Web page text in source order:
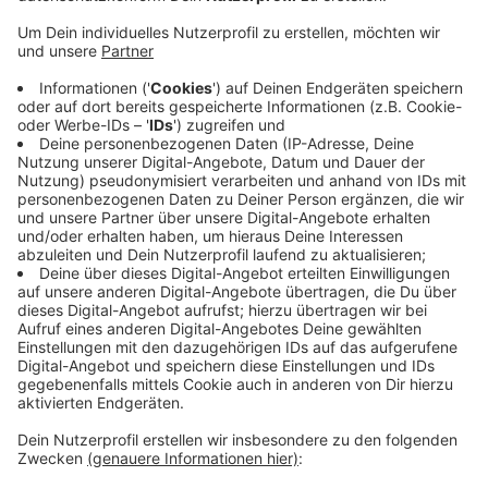
Anzeige
Die A3 wird am Wochenende zwischen den Kreuzen
Oberhausen-West und Kaiserberg gesperrt. Die
Autobahn GmbH erneuert hier die Fahrbahn. Autofahrer
Richtung Köln kommen ab morgen Abend nicht mehr
durch. Schon heute Nacht wird die Baustellenführung
dafür umgebaut. Zwischen 22 und 5 Uhr gibt es
deshalb in beiden Richtungen zeitweise nur eine Spur
zwischen Oberhausen-Lirich und dem Kreuz
Oberhausen-West.
Anzeige